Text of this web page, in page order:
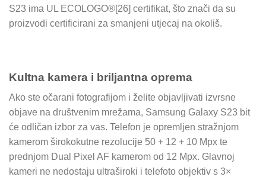
S23 ima UL ECOLOGO®[26] certifikat, što znači da su
proizvodi certificirani za smanjeni utjecaj na okoliš.
Kultna kamera i briljantna oprema
Ako ste očarani fotografijom i želite objavljivati ​​izvrsne
objave na društvenim mrežama, Samsung Galaxy S23 bit
će odličan izbor za vas. Telefon je opremljen stražnjom
kamerom širokokutne rezolucije 50 + 12 + 10 Mpx te
prednjom Dual Pixel AF kamerom od 12 Mpx. Glavnoj
kameri ne nedostaju ultraširoki i telefoto objektiv s 3×